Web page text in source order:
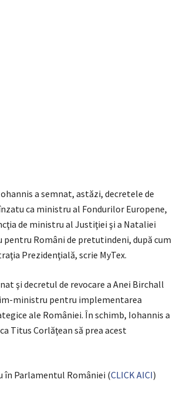
a semnat, astăzi, decretele de
ca ministru al Fondurilor Europene,
de ministru al Justiţiei şi a Nataliei
Români de pretutindeni, după cum
Prezidenţială, scrie MyTex.
şi decretul de revocare a Anei Birchall
ministru pentru implementarea
ale României. În schimb, Iohannis a
Titus Corlăţean să prea acest
în Parlamentul României (CLICK AICI)